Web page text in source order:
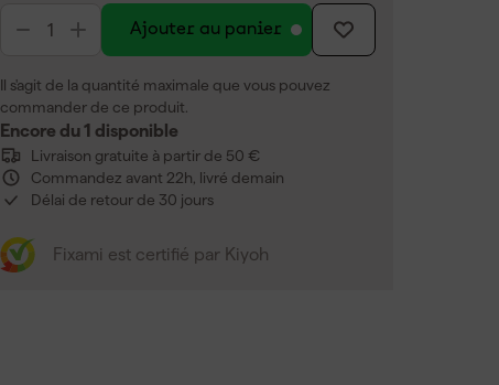
Ajouter au panier
Il s'agit de la quantité maximale que vous pouvez
commander de ce produit.
Encore du 1 disponible
Livraison gratuite à partir de 50 €
Commandez avant 22h, livré demain
Délai de retour de 30 jours
Fixami est certifié par Kiyoh